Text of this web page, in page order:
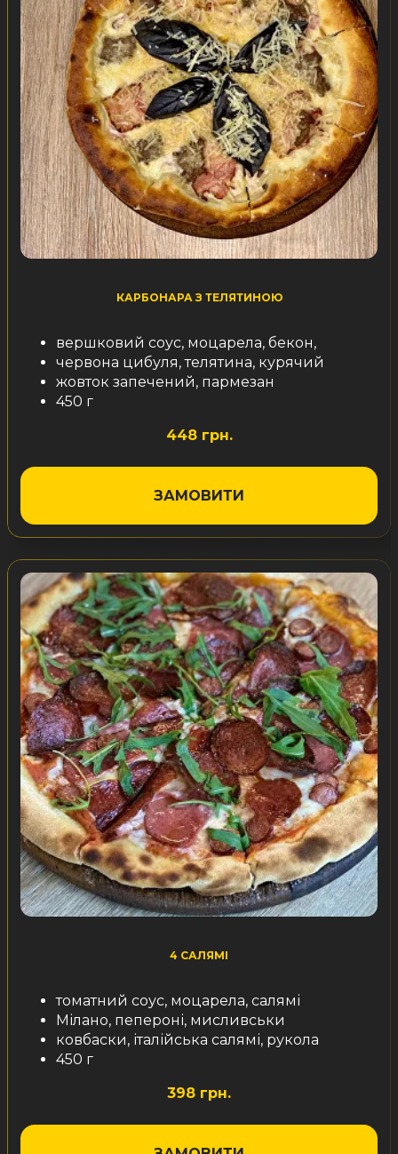
КАРБОНАРА З ТЕЛЯТИНОЮ
вершковий соус, моцарела, бекон,
червона цибуля, телятина, курячий
жовток запечений, пармезан
450 г
448 грн.
ЗАМОВИТИ
4 САЛЯМІ
томатний соус, моцарела, салямі
Мілано, пепероні, мисливськи
ковбаски, італійська салямі, рукола
450 г
398 грн.